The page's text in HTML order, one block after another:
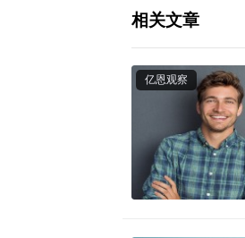
相关文章
亿恩观察